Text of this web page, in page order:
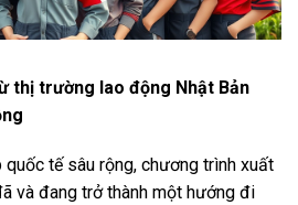
thị trường lao động Nhật Bản
tế sâu rộng, chương trình xuất
và đang trở thành một hướng đi